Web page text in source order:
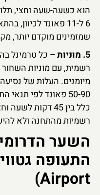
הוא כשעה-שעה וחצי,
6 ל-11 פאונד
שמזמינים מוקדם יותר,
5. מוניות –
כל טרמינל
רשמית, עם מוניות השחור
מיומנים. העלות של
50-90 פאונד לפי
כלל בין 45 דקות לשעה וחצי. חשוב לקחת רק
רשמיות מהתחנה ולא
השער הדרומי
Airport)